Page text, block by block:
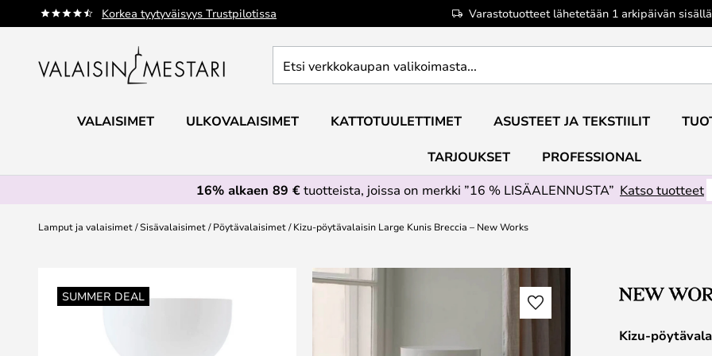
Korkea tyytyväisyys Trustpilotissa Varastotuotteet lähetetään 1 arkipäivän sisällä
Skip
to
verkkokaupan
VALAISIMET ULKOVALAISIMET KATTOTUULETTIMET ASUSTEET JA TEKSTIILIT
TARJOUKSET
PROFESSIONAL
16% alkaen 89 €tuotteista, joissa on merkki ”16 % LISÄALENNUSTA” Katso tuotteet
Lamput ja valaisimet Sisävalaisimet Pöytävalaisimet Kizu-pöytävalaisin Large Kunis Breccia – New Works
SUMMER DEAL
Kizu-